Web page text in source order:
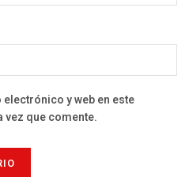
y web en este
que comente.